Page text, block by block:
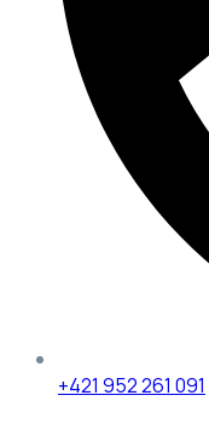
+421 952 261 091